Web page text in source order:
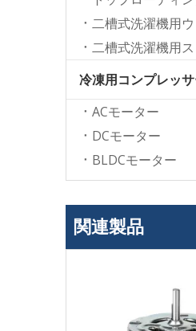
冷凍用コンプレッ
ACモーター
DCモーター
BLDCモーター
関連製品